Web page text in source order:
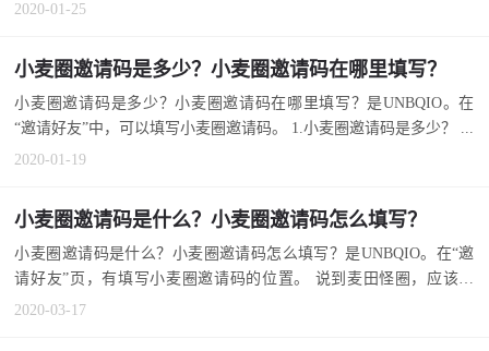
2020-01-25
小麦圈邀请码是多少？小麦圈邀请码在哪里填写？
小麦圈邀请码是多少？小麦圈邀请码在哪里填写？是UNBQIO。在
“邀请好友”中，可以填写小麦圈邀请码。 1.小麦圈邀请码是多少？ ...
2020-01-19
小麦圈邀请码是什么？小麦圈邀请码怎么填写？
小麦圈邀请码是什么？小麦圈邀请码怎么填写？是UNBQIO。在“邀
请好友”页，有填写小麦圈邀请码的位置。 说到麦田怪圈，应该也
是...
2020-03-17